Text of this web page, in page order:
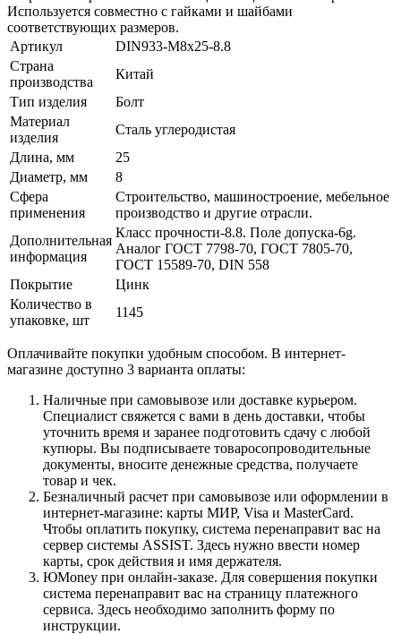
Используется совместно с гайками и шайбами
соответствующих размеров.
Артикул
DIN933-М8х25-8.8
Страна
производства
Китай
Тип изделия
Болт
Материал
изделия
Сталь углеродистая
Длина, мм
25
Диаметр, мм
8
Сфера
применения
Строительство, машиностроение, мебельное
производство и другие отрасли.
Дополнительная
информация
Класс прочности-8.8. Поле допуска-6g.
Аналог ГОСТ 7798-70, ГОСТ 7805-70,
ГОСТ 15589-70, DIN 558
Покрытие
Цинк
Количество в
упаковке, шт
1145
Оплачивайте покупки удобным способом. В интернет-
магазине доступно 3 варианта оплаты:
Наличные при самовывозе или доставке курьером.
Специалист свяжется с вами в день доставки, чтобы
уточнить время и заранее подготовить сдачу с любой
купюры. Вы подписываете товаросопроводительные
документы, вносите денежные средства, получаете
товар и чек.
Безналичный расчет при самовывозе или оформлении в
интернет-магазине: карты МИР, Visa и MasterCard.
Чтобы оплатить покупку, система перенаправит вас на
сервер системы ASSIST. Здесь нужно ввести номер
карты, срок действия и имя держателя.
ЮMoney при онлайн-заказе. Для совершения покупки
система перенаправит вас на страницу платежного
сервиса. Здесь необходимо заполнить форму по
инструкции.